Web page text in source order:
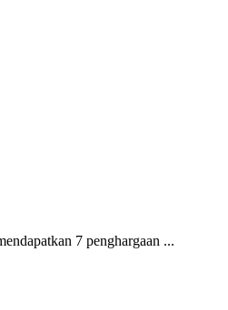
7 penghargaan ...